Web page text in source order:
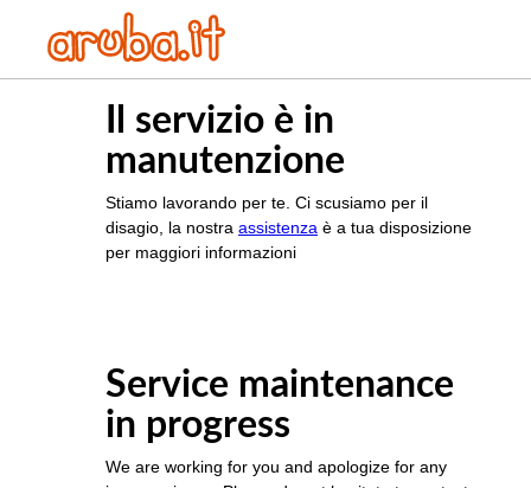
Il servizio è in
manutenzione
Stiamo lavorando per te. Ci scusiamo per il
disagio, la nostra assistenza è a tua disposizione
per maggiori informazioni
Service maintenance
in progress
We are working for you and apologize for any